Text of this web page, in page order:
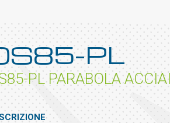
PL
PL PARABOLA